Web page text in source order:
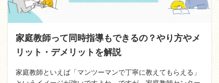
家庭教師って同時指導もできるの？やり方やメ
リット・デメリットを解説
家庭教師といえば「マンツーマンで丁寧に教えてもらえる」